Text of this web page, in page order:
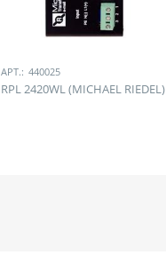
АРТ.: 440025
RPL 2420WL (MICHAEL RIEDEL)